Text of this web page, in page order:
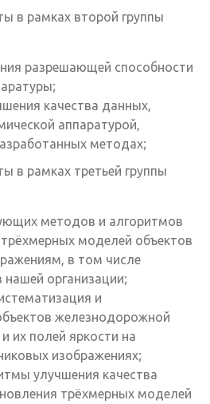
в рамках второй группы
разрешающей способности
качества данных,
аппаратурой,
методах;
в рамках третьей группы
методов и алгоритмов
моделей объектов
в том числе
нашей организации;
и
железнодорожной
их полей яркости на
изображениях;
улучшения качества
трёхмерных моделей